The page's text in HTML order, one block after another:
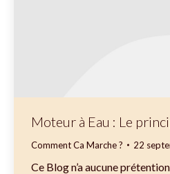
Moteur à Eau : Le
Comment Ca Marche ? 22
Ce Blog n’a aucune